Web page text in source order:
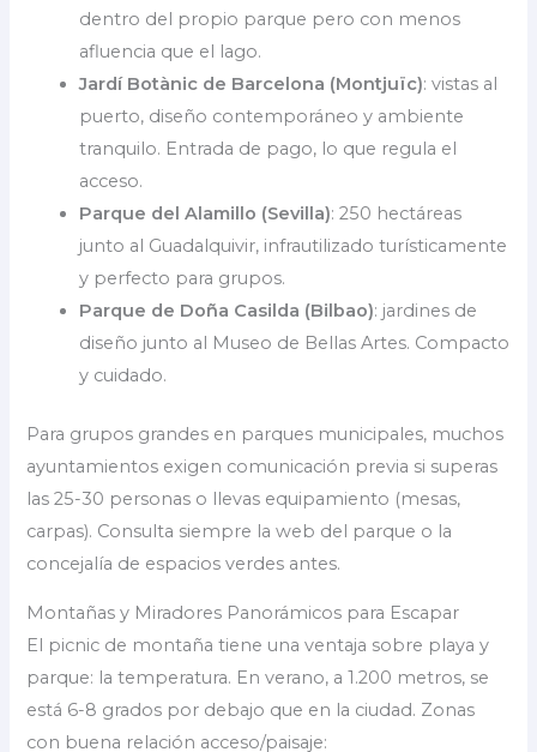
dentro del propio parque pero con menos
afluencia que el lago.
Jardí Botànic de Barcelona (Montjuïc): vistas al
puerto, diseño contemporáneo y ambiente
tranquilo. Entrada de pago, lo que regula el
acceso.
Parque del Alamillo (Sevilla): 250 hectáreas
junto al Guadalquivir, infrautilizado turísticamente
y perfecto para grupos.
Parque de Doña Casilda (Bilbao): jardines de
diseño junto al Museo de Bellas Artes. Compacto
y cuidado.
Para grupos grandes en parques municipales, muchos
ayuntamientos exigen comunicación previa si superas
las 25-30 personas o llevas equipamiento (mesas,
carpas). Consulta siempre la web del parque o la
concejalía de espacios verdes antes.
Montañas y Miradores Panorámicos para Escapar
El picnic de montaña tiene una ventaja sobre playa y
parque: la temperatura. En verano, a 1.200 metros, se
está 6-8 grados por debajo que en la ciudad. Zonas
con buena relación acceso/paisaje: